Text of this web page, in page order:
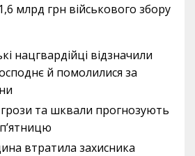
млрд грн військового збору
нацгвардійці відзначили
й помолилися за
та шквали прогнозують
втратила захисника